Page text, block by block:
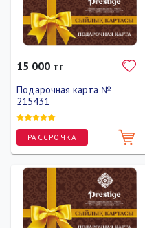
15 000 тг
Подарочная карта №
215431
РАССРОЧКА